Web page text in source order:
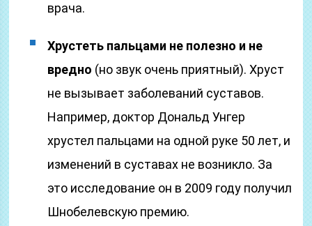
врача.
Хрустеть пальцами не полезно и не
вредно (но звук очень приятный). Хруст
не вызывает заболеваний суставов.
Например, доктор Дональд Унгер
хрустел пальцами на одной руке 50 лет, и
изменений в суставах не возникло. За
это исследование он в 2009 году получил
Шнобелевскую премию.